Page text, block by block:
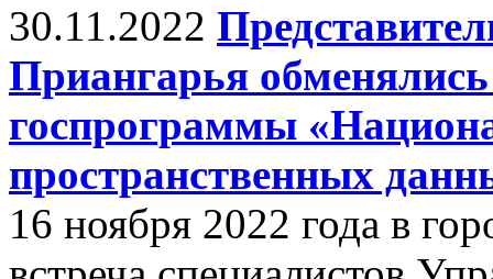
30.11.2022
Приангарья
госпрограммы
пространственных
16 ноября 2022 года в